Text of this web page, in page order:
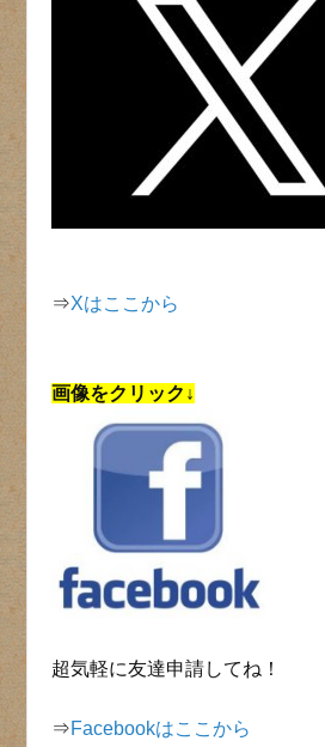
⇒Xはここから
画像をクリック↓
超気軽に友達申請してね！
⇒Facebookはここから